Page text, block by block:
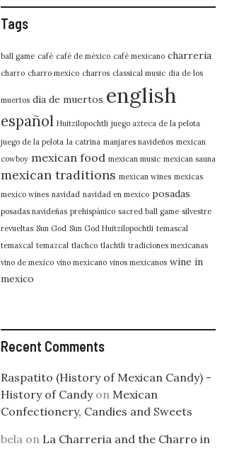
Tags
ball game café café de méxico café mexicano charreria
charro charro mexico charros classical music dia de los
muertos dia de muertos english
español Huitzilopochtli juego azteca de la pelota
juego de la pelota la catrina manjares navideños mexican
cowboy mexican food mexican music mexican sauna
mexican traditions mexican wines mexicas
mexico wines navidad navidad en mexico posadas
posadas navideñas prehispánico sacred ball game silvestre
revueltas Sun God Sun God Huitzilopochtli temascal
temaxcal temazcal tlachco tlachtli tradiciones mexicanas
vino de mexico vino mexicano vinos mexicanos wine in
mexico
Recent Comments
Raspatito (History of Mexican Candy) -
History of Candyon Mexican
Confectionery, Candies and Sweets
bela on La Charreria and the Charro in